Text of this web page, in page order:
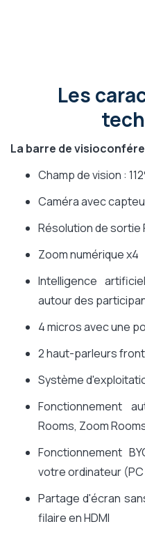
Les
La barre de
Champ de vision :
Caméra avec
Résolution de sortie
Zoom numérique x4
Intelligence
autour des
4 micros avec une
2 haut-parleurs
Système
Fonctionnement
Rooms, Zoom
Fonctionnement
votre ordinateur (PC
Partage d'écran
filaire en HDMI